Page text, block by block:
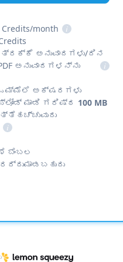
Credits/month
i
ಅನುವಾದಗಳು/ದಿನ
ಅನುವಾದಗಳನ್ನು
i
ಅಕ್ಷರಗಳು
ಮಾಡಿ ಗರಿಷ್ಠ 100 MB
i
ಬೆಂಬಲ
ರದ್ದುಮಾಡಬಹುದು